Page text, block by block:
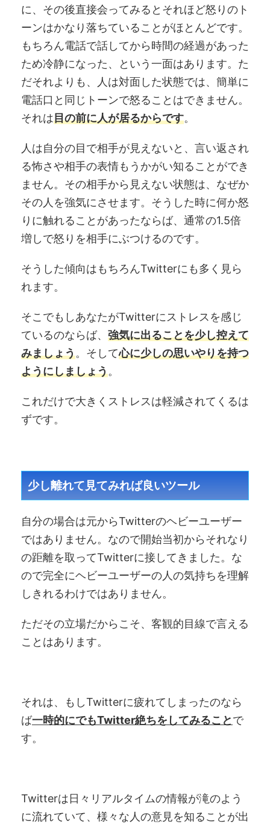
に、その後直接会ってみるとそれほど怒りのト
ーンはかなり落ちていることがほとんどです。
もちろん電話で話してから時間の経過があった
ため冷静になった、という一面はあります。た
だそれよりも、人は対面した状態では、簡単に
電話口と同じトーンで怒ることはできません。
それは目の前に人が居るからです。
人は自分の目で相手が見えないと、言い返され
る怖さや相手の表情もうかがい知ることができ
ません。その相手から見えない状態は、なぜか
その人を強気にさせます。そうした時に何か怒
りに触れることがあったならば、通常の1.5倍
増しで怒りを相手にぶつけるのです。
そうした傾向はもちろんTwitterにも多く見ら
れます。
そこでもしあなたがTwitterにストレスを感じ
ているのならば、 強気に出ることを少し控えて
みましょう。そして心に少しの思いやりを持つ
ようにしましょう。
これだけで大きくストレスは軽減されてくるは
ずです。
少し離れて見てみれば良いツール
自分の場合は元からTwitterのヘビーユーザー
ではありません。なので開始当初からそれなり
の距離を取ってTwitterに接してきました。な
ので完全にヘビーユーザーの人の気持ちを理解
しきれるわけではありません。
ただその立場だからこそ、客観的目線で言える
ことはあります。
それは、もしTwitterに疲れてしまったのなら
ば一時的にでもTwitter絶ちをしてみることで
す。
Twitterは日々リアルタイムの情報が滝のよう
に流れていて、様々な人の意見を知ることが出